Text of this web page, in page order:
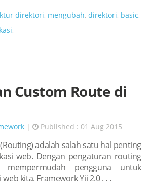
direktori, mengubah, direktori, basic,
,
Custom Route di
| Published : 01 Aug 2015
adalah salah satu hal penting
web. Dengan pengaturan routing
pengguna untuk
kita. Framework Yii 2.0 . . .